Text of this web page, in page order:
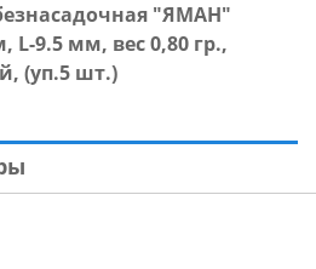
"ЯМАН"
9.5 мм, вес 0,80 гр.,
(уп.5 шт.)